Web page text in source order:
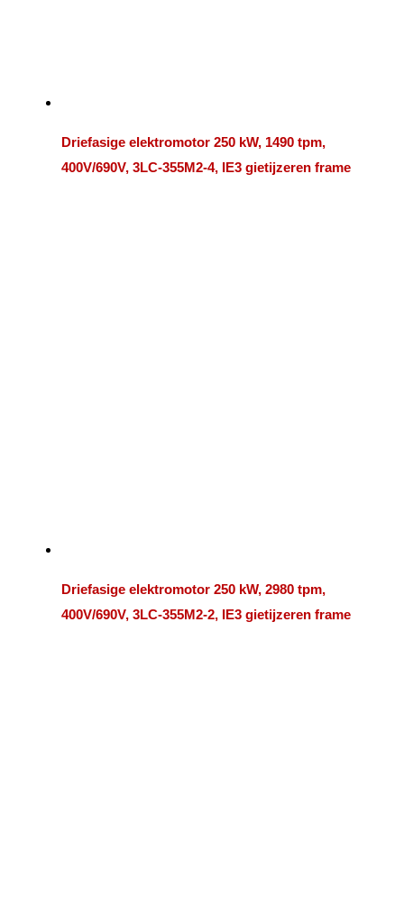
Driefasige elektromotor 250 kW, 1490 tpm,
400V/690V, 3LC-355M2-4, IE3 gietijzeren frame
Driefasige elektromotor 250 kW, 2980 tpm,
400V/690V, 3LC-355M2-2, IE3 gietijzeren frame